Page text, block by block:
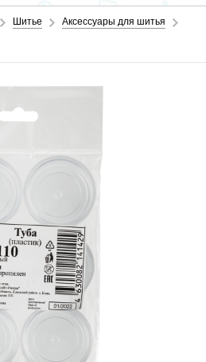
Шитье Аксессуары для шитья